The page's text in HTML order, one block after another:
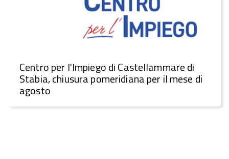
Centro per l'Impiego di Castellammare di
Stabia, chiusura pomeridiana per il mese di
agosto